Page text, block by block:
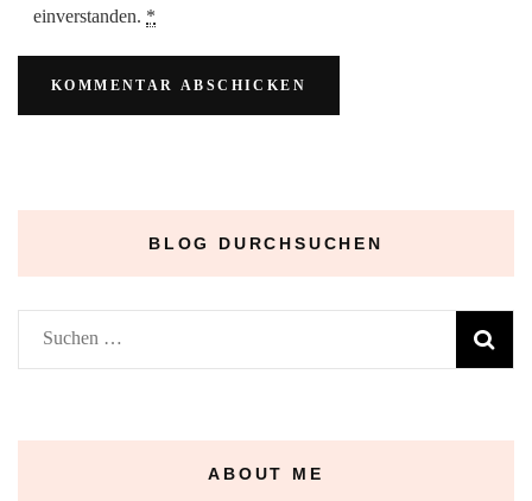
einverstanden. *
BLOG DURCHSUCHEN
Suchen
nach:
ABOUT ME